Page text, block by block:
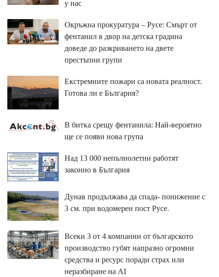
у нас
Окръжна прокуратура – Русе: Смърт от
фентанил в двор на детска градина
доведе до разкриването на двете
престъпни групи
Екстремните пожари са новата реалност.
Готова ли е България?
В битка срещу фентанила: Най-вероятно
ще се появи нова група
Над 13 000 непълнолетни работят
законно в България
Дунав продължава да спада- понижение с
3 см. при водомерен пост Русе.
Всеки 3 от 4 компании от българското
производство губят напразно огромни
средства и ресурс поради страх или
неразбиране на AI